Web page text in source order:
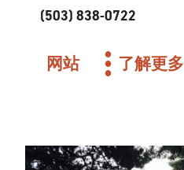
(503) 838-0722
网站 了解更多